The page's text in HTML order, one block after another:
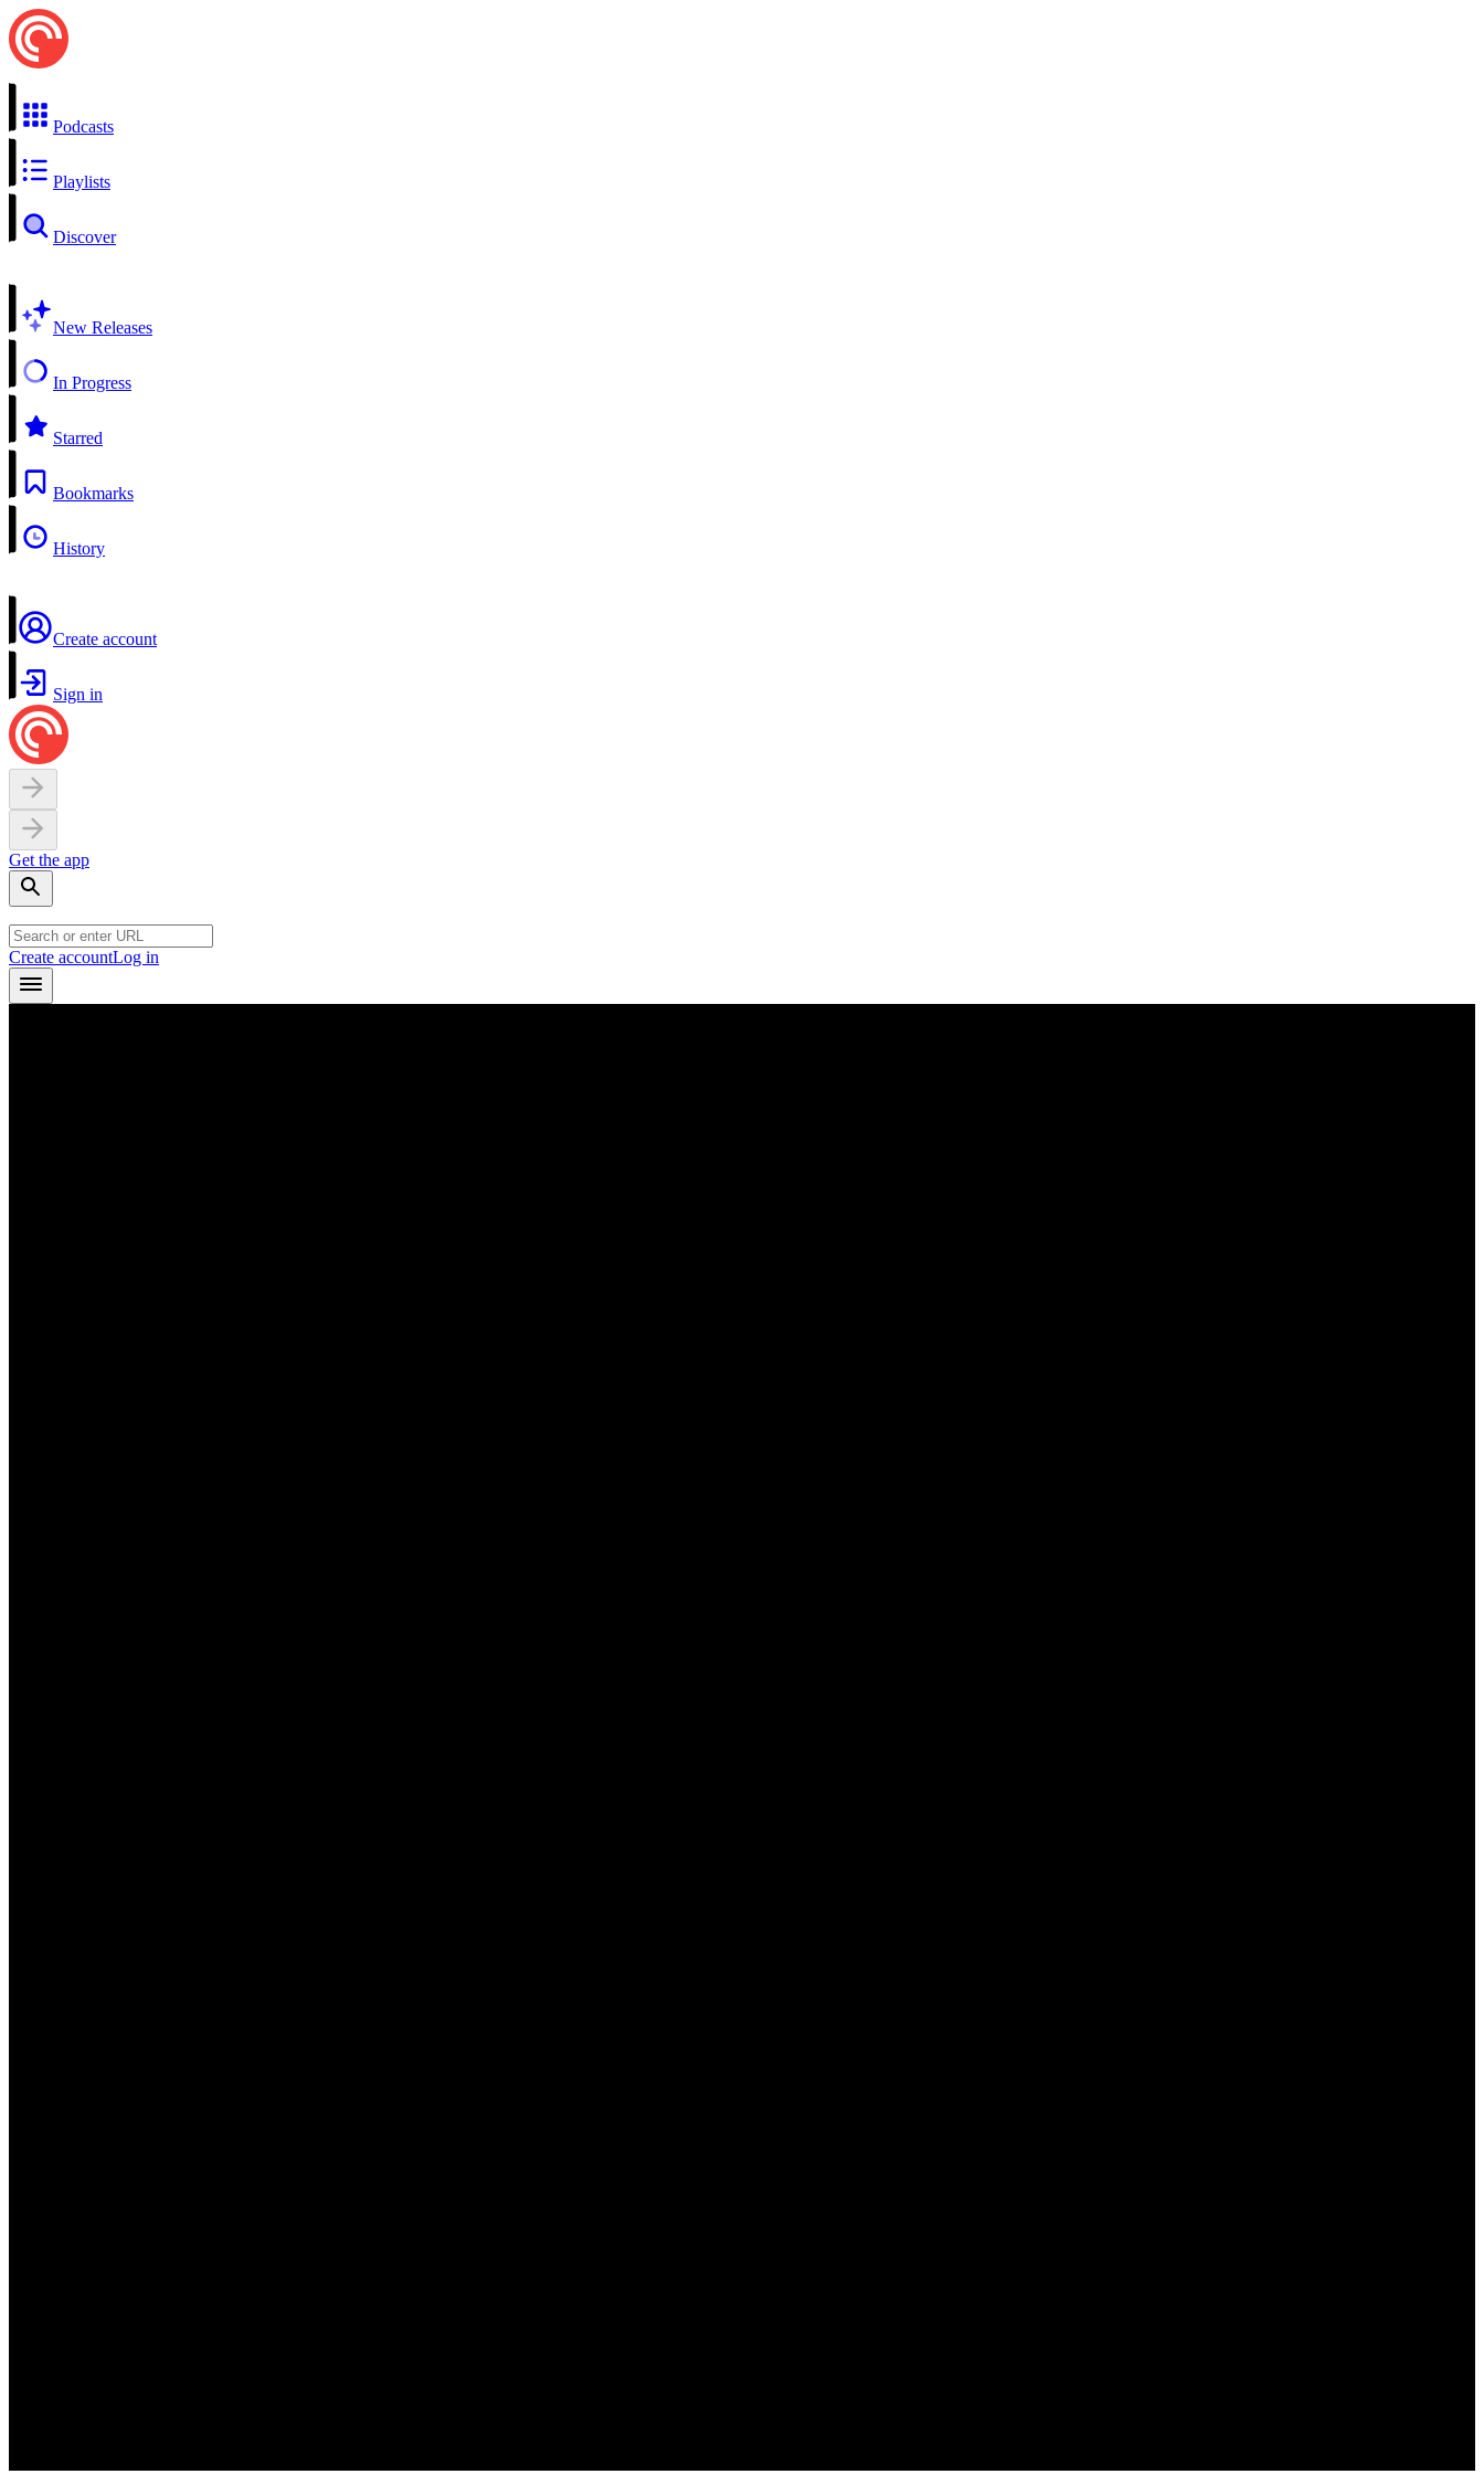
Podcasts
Playlists
Discover
New Releases
In Progress
Starred
Bookmarks
History
Create account
Sign in
Get the app
Create accountLog in